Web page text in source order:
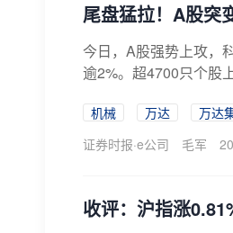
尾盘猛拉！A股突
今日，A股强势上攻，
逾2%。超4700只个股
机械 万达
万达
证券时报·e公司
毛军
收评：沪指涨